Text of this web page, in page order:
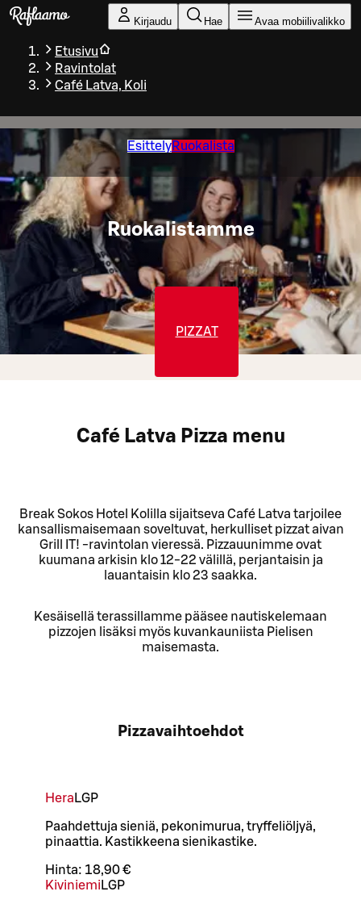
Siirry pääsisältöön
Kirjaudu Hae Avaa mobiilivalikko
Etusivu
Ravintolat
Café Latva, Koli
EsittelyRuokalista
Ruokalistamme
PIZZAT
Café Latva Pizza menu
Break Sokos Hotel Kolilla sijaitseva Café Latva tarjoilee
kansallismaisemaan soveltuvat, herkulliset pizzat aivan
Grill IT! -ravintolan vieressä. Pizzauunimme ovat
kuumana arkisin klo 12-22 välillä, perjantaisin ja
lauantaisin klo 23 saakka.
Kesäisellä terassillamme pääsee nautiskelemaan
pizzojen lisäksi myös kuvankauniista Pielisen
maisemasta.
Pizzavaihtoehdot
Hera LGP
Paahdettuja sieniä, pekonimurua, tryffeliöljyä,
pinaattia. Kastikkeena sienikastike.
Hinta: 18,90 €
Kiviniemi LGP